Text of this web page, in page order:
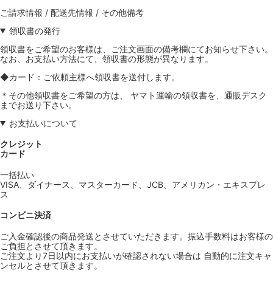
ご請求情報 / 配送先情報 / その他備考
領収書の発行
領収書をご希望のお客様は、ご注文画面の備考欄にてお知らせ下さい。
なお、お支払い方法にて、領収書の形態が異なります。
◆カード：ご依頼主様へ領収書を送付します。
＊その他領収書をご希望の方は、 ヤマト運輸の領収書を、通販デスク
までお送り下さい。
お支払いについて
クレジット
カード
一括払い
VISA、ダイナース、マスターカード、JCB、アメリカン・エキスプレ
ス
コンビニ決済
ご入金確認後の商品発送とさせていただきます。振込手数料はお客様の
ご負担とさせて頂きます。
ご注文より7日以内にお支払いが確認されない場合は 自動的に注文キャ
ンセルとさせて頂きます。